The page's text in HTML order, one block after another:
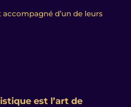
d’un de leurs
est l’art de